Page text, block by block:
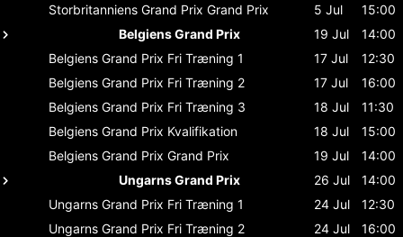
Storbritanniens Grand Prix Grand Prix 5 Jul
15:00
Belgiens Grand Prix
19 Jul
14:00
Belgiens Grand Prix Fri Træning 1 17 Jul
12:30
Belgiens Grand Prix Fri Træning 2 17 Jul
16:00
Belgiens Grand Prix Fri Træning 3 18 Jul
11:30
Belgiens Grand Prix Kvalifikation 18 Jul
15:00
Belgiens Grand Prix Grand Prix 19 Jul
14:00
Ungarns Grand Prix
26 Jul
14:00
Ungarns Grand Prix Fri Træning 1 24 Jul
12:30
Ungarns Grand Prix Fri Træning 2 24 Jul
16:00